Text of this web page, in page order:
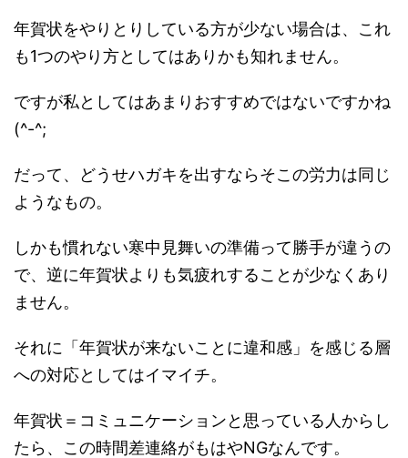
年賀状をやりとりしている方が少ない場合は、これ
も1つのやり方としてはありかも知れません。
ですが私としてはあまりおすすめではないですかね
(^-^;
だって、どうせハガキを出すならそこの労力は同じ
ようなもの。
しかも慣れない寒中見舞いの準備って勝手が違うの
で、逆に年賀状よりも気疲れすることが少なくあり
ません。
それに「年賀状が来ないことに違和感」を感じる層
への対応としてはイマイチ。
年賀状＝コミュニケーションと思っている人からし
たら、この時間差連絡がもはやNGなんです。